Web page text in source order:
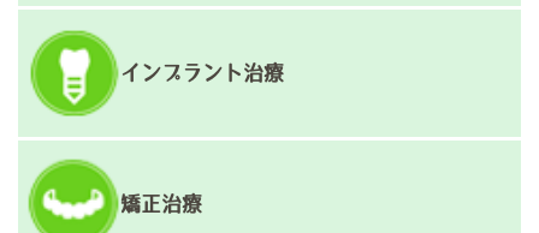
インプラント治療
矯正治療